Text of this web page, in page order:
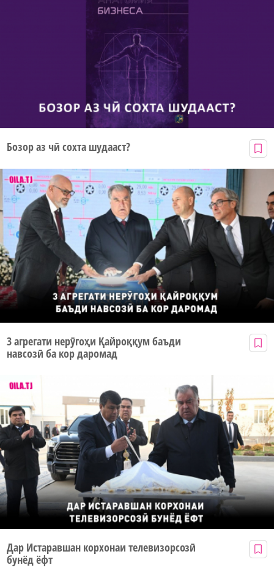
Бозор аз чӣ сохта шудааст?
3 агрегати нерӯгоҳи Қайроққум баъди
навсозӣ ба кор даромад
Дар Истаравшан корхонаи телевизорсозӣ
бунёд ёфт